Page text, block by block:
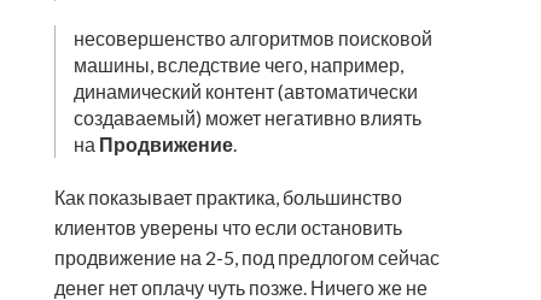
несовершенство алгоритмов поисковой
машины, вследствие чего, например,
динамический контент (автоматически
создаваемый) может негативно влиять
на Продвижение.
Как показывает практика, большинство
клиентов уверены что если остановить
продвижение на 2-5, под предлогом сейчас
денег нет оплачу чуть позже. Ничего же не